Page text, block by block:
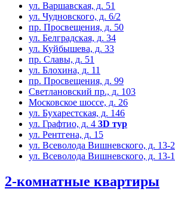
ул. Варшавская, д. 51
ул. Чудновского, д. 6/2
пр. Просвещения, д. 50
ул. Белградская, д. 34
ул. Куйбышева, д. 33
пр. Славы, д. 51
ул. Блохина, д. 11
пр. Просвещения, д. 99
Светлановский пр., д. 103
Московское шоссе, д. 26
ул. Бухарестская, д. 146
ул. Графтио, д. 4 3D тур
ул. Рентгена, д. 15
ул. Всеволода Вишневского, д. 13-2
ул. Всеволода Вишневского, д. 13-1
2-комнатные квартиры